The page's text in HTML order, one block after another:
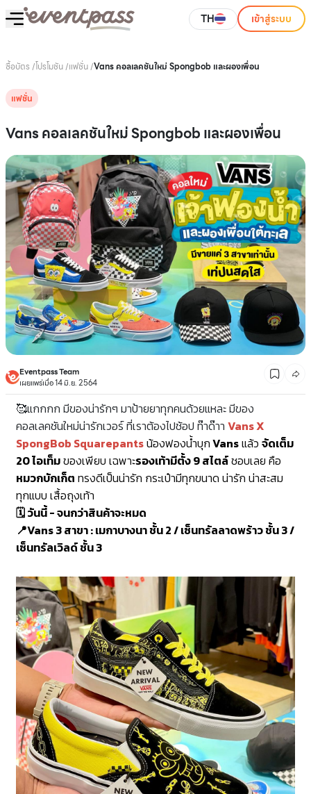
TH เข้าสู่ระบบ
ซื้อบัตร /โปรโมชัน/แฟชั่น/Vans คอลเลคชันใหม่ Spongbob และผองเพื่อน
แฟชั่น
Vans คอลเลคชันใหม่ Spongbob และผองเพื่อน
Eventpass Team
เผยแพร่เมื่อ 14 มิ.ย. 2564
🥰แกกกก มีของน่ารักๆ มาป้ายยาทุกคนด้วยแหละ มีของ
คอลเลคชันใหม่น่ารักเวอร์ ที่เราต้องไปช้อป ท๊าด๊าา Vans X
SpongBob Squarepantsน้องฟองน้ำบุกVansแล้ว จัดเต็ม
20 ไอเท็มของเพียบ เฉพาะรองเท้ามีตั้ง 9 สไตล์ชอบเลย คือ
หมวกบักเก็ต ทรงดีเป็นน่ารัก กระเป๋ามีทุกขนาด น่ารัก น่าสะสม
ทุกแบบ เสื้อถุงเท้า
🗓วันนี้ - จนกว่าสินค้าจะหมด
📍Vans 3 สาขา : เมกาบางนา ชั้น 2 / เซ็นทรัลลาดพร้าว ชั้น 3 /
เซ็นทรัลเวิลด์ ชั้น 3